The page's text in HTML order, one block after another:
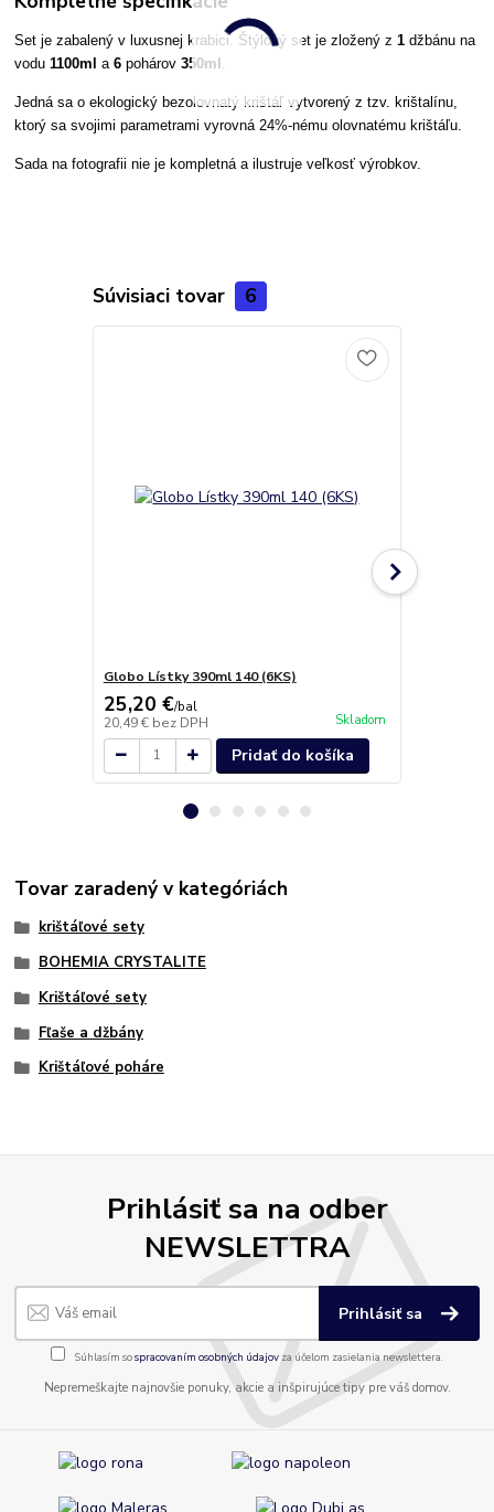
Set je zabalený v luxusnej krabici. Štýlový set je zložený z1 džbánu na
vodu1100ml a6 pohárov350ml
Jedná sa o ekologický bezolovnatý krištáľ vytvorený z tzv. krištalínu,
ktorý sa svojimi parametrami vyrovná 24%-nému olovnatému krištáľu.
Sada na fotografii nie je kompletná a ilustruje veľkosť výrobkov.
Súvisiaci tovar 6
Globo Lístky 390ml 140 (6KS)
25,20 €/bal
20,49 € bez DPH Skladom
Pridať do košíka
Tovar zaradený v kategóriách
krištáľové sety
BOHEMIA CRYSTALITE
Krištáľové sety
Fľaše a džbány
Krištáľové poháre
Prihlásiť sa na odber
NEWSLETTRA
Prihlásiť sa
Súhlasím sospracovaním osobných údajov za účelom zasielania newslettera.
Nepremeškajte najnovšie ponuky, akcie a inšpirujúce tipy pre váš domov.